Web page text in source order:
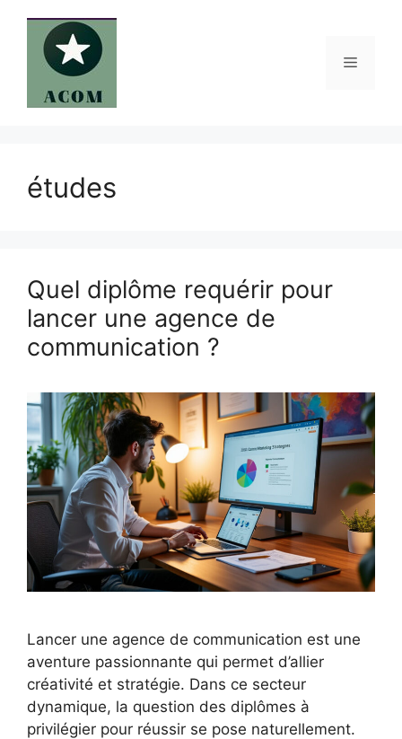
contenu
Menu
études
Quel diplôme requérir pour
lancer une agence de
communication ?
Lancer une agence de communication est une
aventure passionnante qui permet d’allier
créativité et stratégie. Dans ce secteur
dynamique, la question des diplômes à
privilégier pour réussir se pose naturellement.